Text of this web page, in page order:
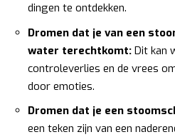
dingen te ontdekken.
Dromen dat je van een
water terechtkomt: Dit kan
controleverlies en de vrees
door emoties.
Dromen dat je een
een teken zijn van een